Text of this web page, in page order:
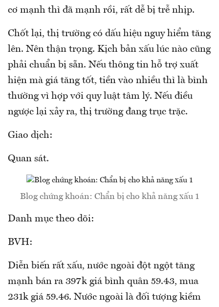
cơ mạnh thì đã mạnh rồi, rất dễ bị trễ nhịp.
Chốt lại, thị trường có dấu hiệu nguy hiểm tăng
lên. Nên thận trọng. Kịch bản xấu lúc nào cũng
phải chuẩn bị sẵn. Nếu thông tin hỗ trợ xuất
hiện mà giá tăng tốt, tiền vào nhiều thì là bình
thường vì hợp với quy luật tâm lý. Nếu điều
ngược lại xảy ra, thị trường đang trục trặc.
Giao dịch:
Quan sát.
Blog chứng khoán: Chẩn bị cho khả năng xấu 1
Danh mục theo dõi:
BVH:
Diễn biến rất xấu, nước ngoài đột ngột tăng
mạnh bán ra 397k giá bình quân 59.43, mua
231k giá 59.46. Nước ngoài là đối tượng kiềm